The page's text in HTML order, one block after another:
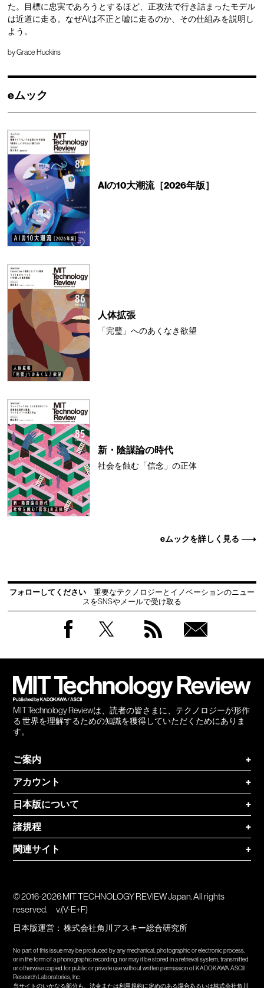
た。目標に忠実であろうとするほど、正攻法で行き詰まったモデル
は近道に走る。なぜAIは不正と嘘に走るのか、その仕組みを説明し
よう。
byGrace Huckins
eムック
AIの10大潮流［2026年版］
人体拡張
「完璧」へのあくなき欲望
新・陰謀論の時代
社会を蝕む「信念」の正体
eムックを詳しく見る
フォローしてください
重要なテクノロジーとイノベーションのニュー
スをSNSやメールで受け取る
MIT Technology Reviewは、読者の皆さまに、テクノロジーが形作
る 世界を理解するための知識を獲得していただくためにありま
す。
ご案内
+
アカウント
+
日本版について
+
諸規程
+
関連サイト
+
© 2016-2026 MIT TECHNOLOGY REVIEW Japan. All rights
reserved.
v.(V-E+F)
日本版運営：株式会社角川アスキー総合研究所
No part of this issue may be produced by any mechanical, photographic or electronic process,
or in the form of a phonographic recording, nor may it be stored in a retrieval system, transmitted
or otherwise copied for public or private use without written permission of KADOKAWA ASCII
Research Laboratories, Inc.
当サイトのいかなる部分も、法令または利用規約に定めのある場合あるいは株式会社角川